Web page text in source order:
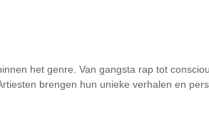
het genre. Van gangsta rap tot
brengen hun unieke verhalen en